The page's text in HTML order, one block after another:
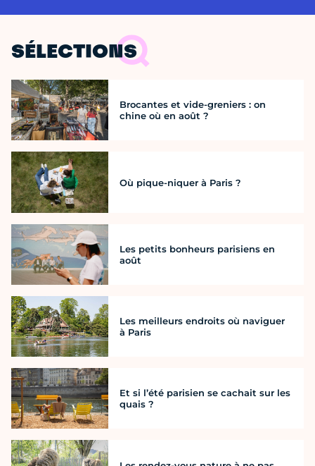
SÉLECTIONS
Brocantes et vide-greniers : on
chine où en août ?
Où pique-niquer à Paris ?
Les petits bonheurs parisiens en
août
Les meilleurs endroits où naviguer
à Paris
Et si l’été parisien se cachait sur les
quais ?